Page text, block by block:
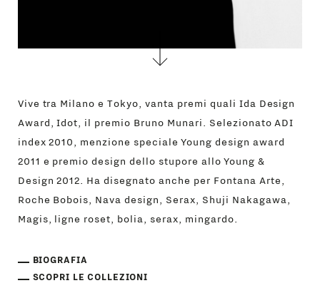
Vive tra Milano e Tokyo, vanta premi quali Ida Design
Award, Idot, il premio Bruno Munari. Selezionato ADI
index 2010, menzione speciale Young design award
2011 e premio design dello stupore allo Young &
Design 2012. Ha disegnato anche per Fontana Arte,
Roche Bobois, Nava design, Serax, Shuji Nakagawa,
Magis, ligne roset, bolia, serax, mingardo.
BIOGRAFIA
SCOPRI LE COLLEZIONI